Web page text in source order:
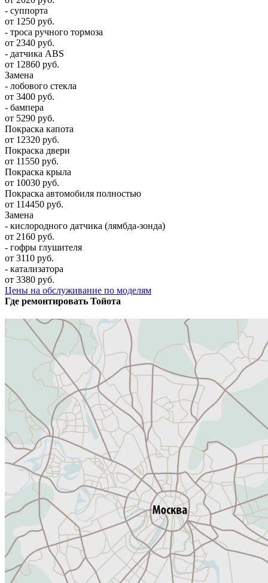
- суппорта
от 1250 руб.
- троса ручного тормоза
от 2340 руб.
- датчика ABS
от 12860 руб.
Замена
- лобового стекла
от 3400 руб.
- бампера
от 5290 руб.
Покраска капота
от 12320 руб.
Покраска двери
от 11550 руб.
Покраска крыла
от 10030 руб.
Покраска автомобиля полностью
от 114450 руб.
Замена
- кислородного датчика (лямбда-зонда)
от 2160 руб.
- гофры глушителя
от 3110 руб.
- катализатора
от 3380 руб.
Цены на обслуживание по моделям
Где ремонтировать Тойота